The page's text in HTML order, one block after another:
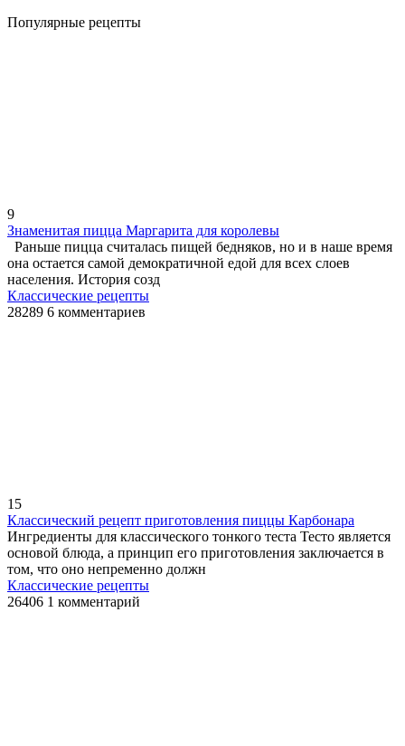
Популярные рецепты
9
Знаменитая пицца Маргарита для королевы
Раньше пицца считалась пищей бедняков, но и в наше время
она остается самой демократичной едой для всех слоев
населения. История созд
Классические рецепты
28289 6 комментариев
15
Классический рецепт приготовления пиццы Карбонара
Ингредиенты для классического тонкого теста Тесто является
основой блюда, а принцип его приготовления заключается в
том, что оно непременно должн
Классические рецепты
26406 1 комментарий